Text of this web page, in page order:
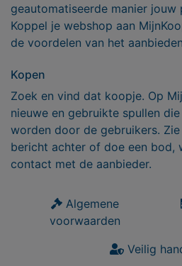
geautomatiseerde manier
Koppel je webshop aan
de voordelen van het
Kopen
Zoek en vind dat koopje. Op
nieuwe en gebruikte spullen die
worden door de gebruikers.
bericht achter of doe een bod,
contact met de aanbieder.
Algemene
voorwaarden
Veilig